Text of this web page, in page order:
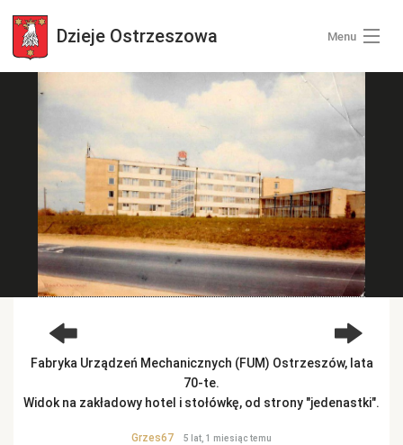
Dzieje Ostrzeszowa Menu
Wszystkie zdjęcia
Kategorie zdjęć
Zaloguj się
+ Dodaj zdjęcia
Fabryka Urządzeń Mechanicznych (FUM) Ostrzeszów, lata
70-te.
Widok na zakładowy hotel i stołówkę, od strony "jedenastki".
Grzes67 5 lat, 1 miesiąc temu